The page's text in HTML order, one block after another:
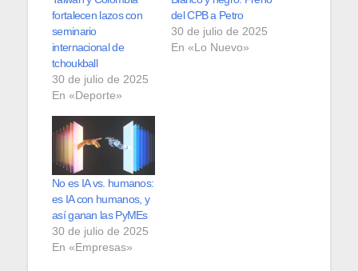
fortalecen lazos con
seminario
internacional de
tchoukball
30 de julio de 2025
En «Deporte»
del CPB a Petro
30 de julio de 2025
En «Lo Nuevo»
No es IA vs. humanos:
es IA con humanos, y
así ganan las PyMEs
30 de julio de 2025
En «Empresas»